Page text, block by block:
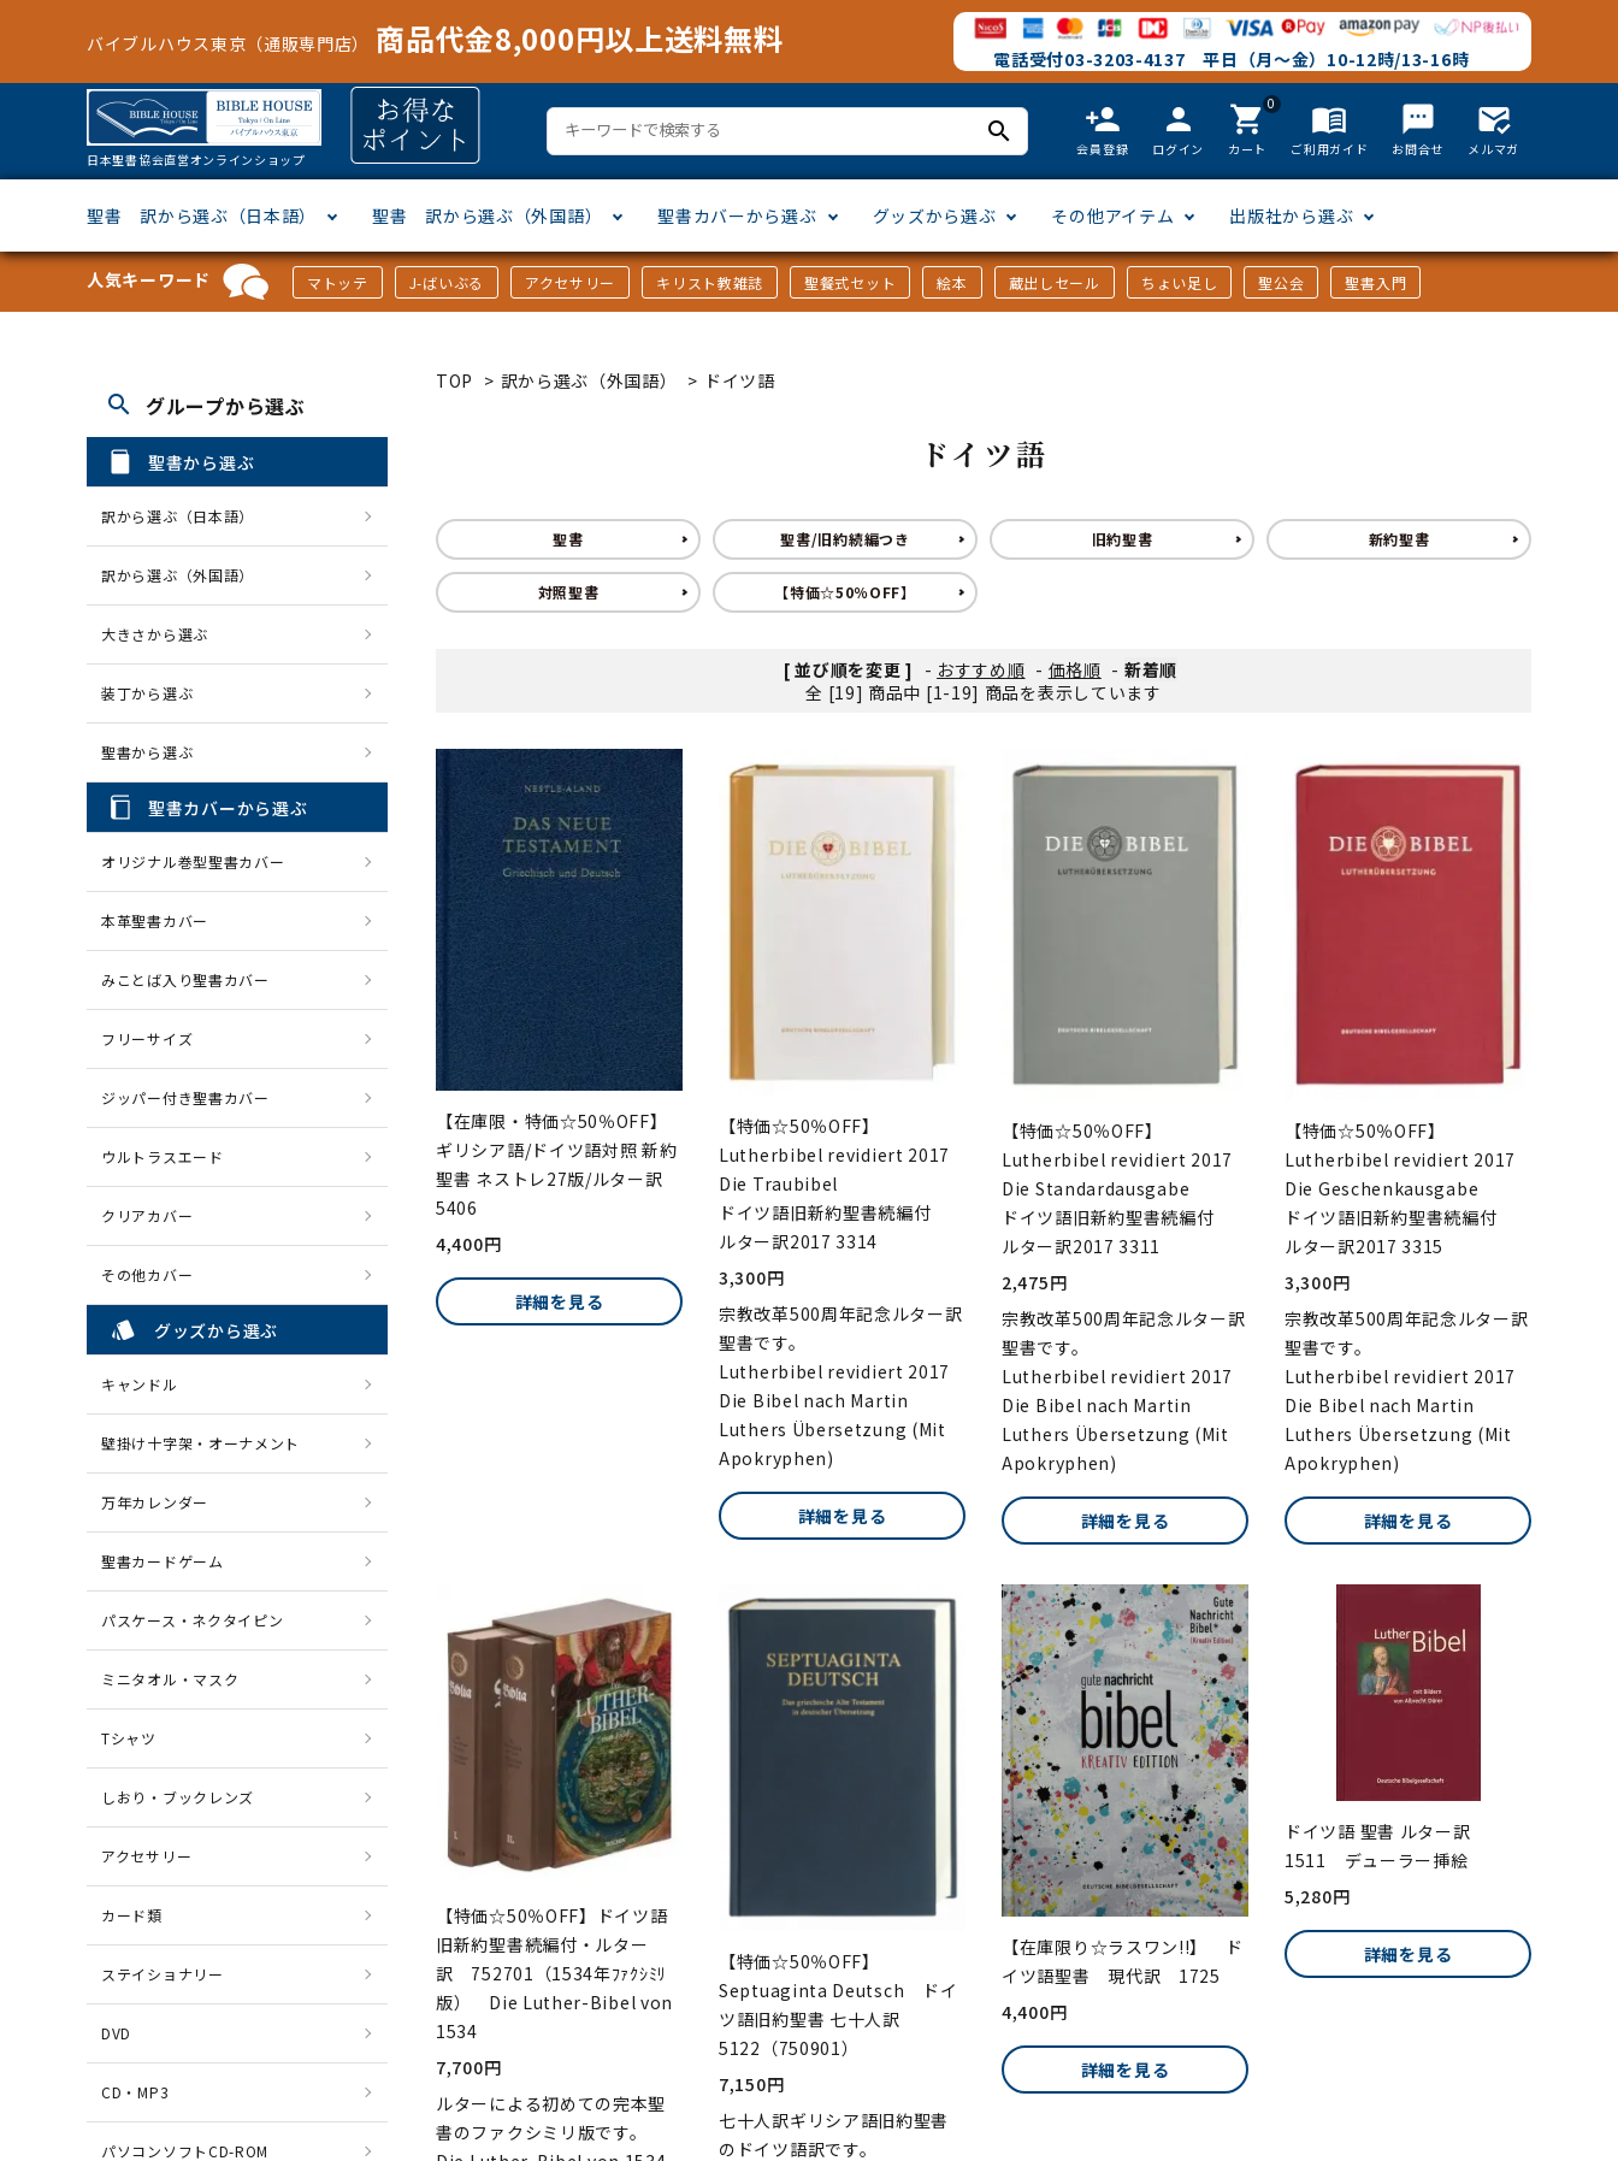
バイブルハウス東京（通販専門店） 商品代金8,000円以上送料無料 電話受付03-3203-4137 平日（月～金）10-12時/13-16時
日本聖書協会直営オンラインショップ
search person_add
会員登録
person
ログイン
0
shopping_cart
カート
menu_book
ご利用ガイド
textsms
お問合せ
mark_email_read
メルマガ
聖書 訳から選ぶ（日本語）
新改訳
聖書 訳から選ぶ（外国語）
ドイツ語
聖書カバーから選ぶ
ジッパー付き聖書カバー
グッズから選ぶ
パスケース・ネクタイピン
CD・MP3 パソコンソフトCD-ROM 用品/goods
その他アイテム
聖書通読
出版社から選ぶ
「な行」から選ぶ
人気キーワード マトッテ J-ばいぶる アクセサリー キリスト教雑誌 聖餐式セット 絵本 蔵出しセール ちょい足し 聖公会 聖書入門
TOP > 訳から選ぶ（外国語） > ドイツ語
ドイツ語
聖書 聖書/旧約続編つき 旧約聖書 新約聖書
対照聖書 【特価☆50％OFF】
[ 並び順を変更 ] - おすすめ順 - 価格順 - 新着順
全 [19] 商品中 [1-19] 商品を表示しています
【在庫限・特価☆50％OFF】
ギリシア語/ドイツ語対照 新約
聖書 ネストレ27版/ルター訳
5406
4,400円
詳細を見る
【特価☆50％OFF】
Lutherbibel revidiert 2017
Die Traubibel
ドイツ語旧新約聖書続編付
ルター訳2017 3314
3,300円
宗教改革500周年記念ルター訳
聖書です。
Lutherbibel revidiert 2017
Die Bibel nach Martin
Luthers Übersetzung (Mit
Apokryphen)
詳細を見る
【特価☆50％OFF】
Lutherbibel revidiert 2017
Die Standardausgabe
ドイツ語旧新約聖書続編付
ルター訳2017 3311
2,475円
宗教改革500周年記念ルター訳
聖書です。
Lutherbibel revidiert 2017
Die Bibel nach Martin
Luthers Übersetzung (Mit
Apokryphen)
詳細を見る
【特価☆50％OFF】
Lutherbibel revidiert 2017
Die Geschenkausgabe
ドイツ語旧新約聖書続編付
ルター訳2017 3315
3,300円
宗教改革500周年記念ルター訳
聖書です。
Lutherbibel revidiert 2017
Die Bibel nach Martin
Luthers Übersetzung (Mit
Apokryphen)
詳細を見る
【特価☆50％OFF】ドイツ語
旧新約聖書続編付・ルター
訳 752701（1534年ﾌｧｸｼﾐﾘ
版） Die Luther-Bibel von
1534
7,700円
ルターによる初めての完本聖
書のファクシミリ版です。
【特価☆50％OFF】
Septuaginta Deutsch ドイ
ツ語旧約聖書 七十人訳
5122（750901）
7,150円
七十人訳ギリシア語旧約聖書
のドイツ語訳です。
【在庫限り☆ラスワン!!】 ド
イツ語聖書 現代訳 1725
4,400円
詳細を見る
ドイツ語 聖書 ルター訳
1511 デューラー挿絵
5,280円
詳細を見る
search グループから選ぶ
聖書から選ぶ
訳から選ぶ（日本語）
訳から選ぶ（外国語）
大きさから選ぶ
装丁から選ぶ
聖書から選ぶ
聖書カバーから選ぶ
オリジナル巻型聖書カバー
本革聖書カバー
みことば入り聖書カバー
フリーサイズ
ジッパー付き聖書カバー
ウルトラスエード
クリアカバー
その他カバー
style グッズから選ぶ
キャンドル
壁掛け十字架・オーナメント
万年カレンダー
聖書カードゲーム
パスケース・ネクタイピン
ミニタオル・マスク
Tシャツ
しおり・ブックレンズ
アクセサリー
カード類
ステイショナリー
DVD
CD・MP3
パソコンソフトCD-ROM